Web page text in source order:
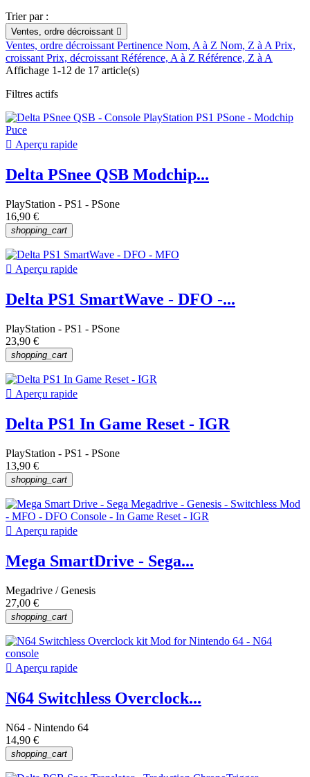
Trier par :
Ventes, ordre décroissant 
Ventes, ordre décroissantPertinence Nom, A à Z Nom, Z à APrix,
croissantPrix, décroissantRéférence, A à Z Référence, Z à A
Affichage 1-12 de 17 article(s)
Filtres actifs
 Aperçu rapide
Delta PSnee QSB Modchip...
PlayStation - PS1 - PSone
16,90 €
shopping_cart
 Aperçu rapide
Delta PS1 SmartWave - DFO -...
PlayStation - PS1 - PSone
23,90 €
shopping_cart
 Aperçu rapide
Delta PS1 In Game Reset - IGR
PlayStation - PS1 - PSone
13,90 €
shopping_cart
 Aperçu rapide
Mega SmartDrive - Sega...
Megadrive / Genesis
27,00 €
shopping_cart
 Aperçu rapide
N64 Switchless Overclock...
N64 - Nintendo 64
14,90 €
shopping_cart